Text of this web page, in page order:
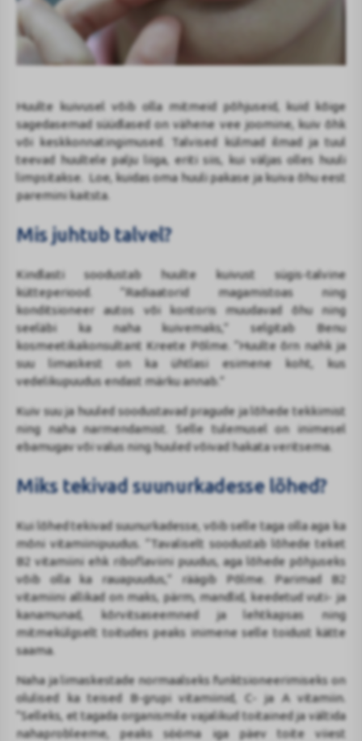
Huulte kuivusel võib olla mitmeid põhjuseid, kuid kõige
sagedasemad süüdlased on vähene vee joomine, kuiv õhk
või keskkonnatingimused. Talvised külmad ilmad ja tuul
teevad huultele palju liiga, eriti siis, kui väljas olles huuli
limpsitakse. Loe, kuidas oma huuli pakase ja kuiva õhu eest
paremini kaitsta.
Mis juhtub talvel?
Kindlasti soodustab huulte kuivust sügis-talvine
kütteperiood. “Radiaatorid magamistoas ning
konditsioneer autos või kontoris muudavad õhu ning
seeläbi ka naha kuivemaks,” selgitab Benu
kosmeetikakonsultant Kreete Põlme. “Huulte õrn nahk ja
suu limaskest on ka ühtlasi esimene koht, kus
vedelikupuudus endast märku annab.”
Kuiv suu ja huuled soodustavad pragude ja lõhede tekkimist
ning naha narmendamist. Selle tulemusel on inimesel
ebamugav või valus ning huuled võivad hakata veritsema.
Miks tekivad suunurkadesse lõhed?
Kui lõhed tekivad suunurkadesse, võib selle taga olla aga ka
mõni vitamiinipuudus. “Tavaliselt soodustab lõhede teket
B2 vitamiini ehk riboflaviini puudus, aga lõhede põhjuseks
võib olla ka rauapuudus,” räägib Põlme. Parimad B2
vitamiini allikad on maks, pärm, mandlid, keedetud vuti- ja
kanamunad, kõrvitsaseemned ja lehtkapsas ning
mitmekülgselt toitudes peaks inimene selle toidust kätte
saama.
Naha ja limaskestade normaalseks funktsioneerimiseks on
olulised ka teised B-grupi vitamiinid, C- ja A vitamiin.
“Selleks, et tagada organismile vajalikud toitained ja vältida
nahaprobleeme, peaks sööma iga päev toite viiest